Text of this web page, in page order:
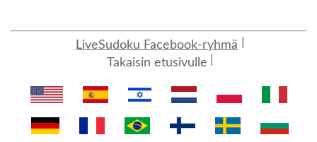
LiveSudoku Facebook-ryhmä
Takaisin etusivulle